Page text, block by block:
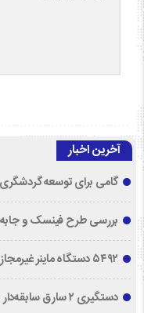
آخرین اخبار
گامی برای توسعه
بررسی طرح فینسک و
۵۴۹۲ دستگاه ماینر غیرمجاز در استان سمنان جمع‌آوری شد
دستگیری ۲ سارق سابقه‌دار و کشف خودروی سرقتی در مهدیشهر